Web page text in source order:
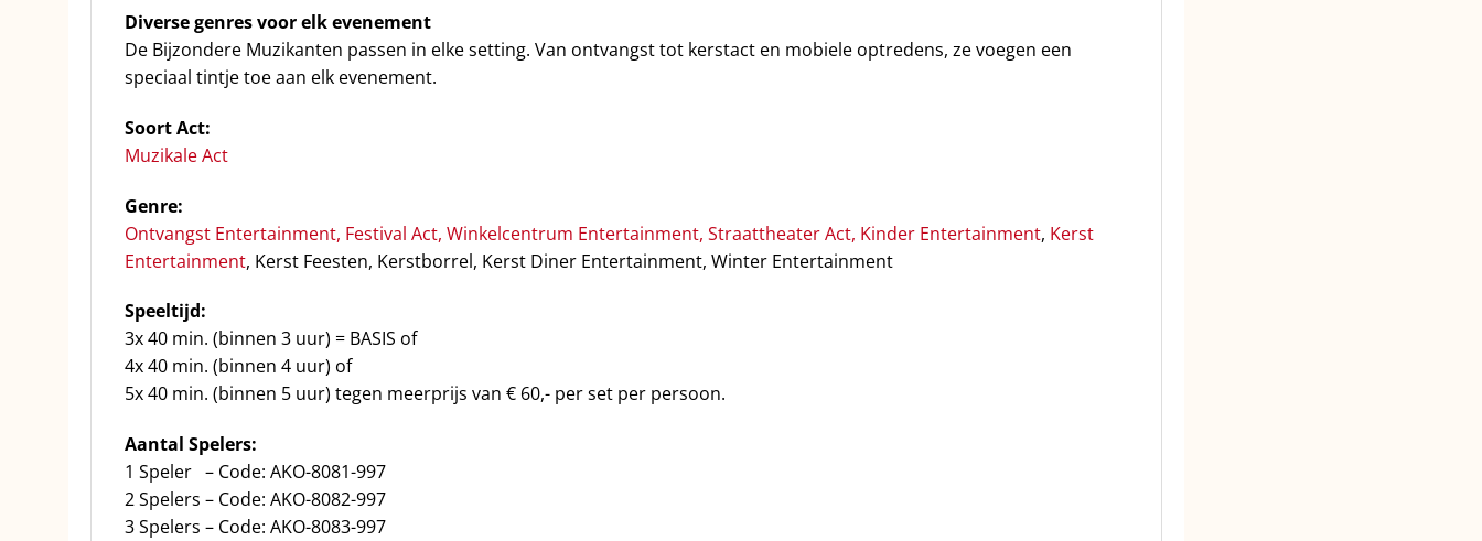
Diverse genres voor elk evenement
De Bijzondere Muzikanten passen in elke setting. Van ontvangst tot kerstact en mobiele optredens, ze voegen een
speciaal tintje toe aan elk evenement.
Soort Act:
Muzikale Act
Genre:
Ontvangst Entertainment, Festival Act, Winkelcentrum Entertainment, Straattheater Act, Kinder Entertainment, Kerst
Entertainment, Kerst Feesten, Kerstborrel, Kerst Diner Entertainment, Winter Entertainment
Speeltijd:
3x 40 min. (binnen 3 uur) = BASIS of
4x 40 min. (binnen 4 uur) of
5x 40 min. (binnen 5 uur) tegen meerprijs van € 60,- per set per persoon.
Aantal Spelers:
1 Speler – Code: AKO-8081-997
2 Spelers – Code: AKO-8082-997
3 Spelers – Code: AKO-8083-997